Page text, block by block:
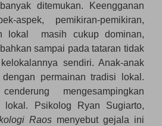
ditemukan. Keengganan
aspek, pemikiran-pemikiran,
lokal masih cukup dominan,
sampai pada tataran tidak
sendiri. Anak-anak
permainan tradisi lokal.
mengesampingkan
lokal. Psikolog Ryan Sugiarto,
Raos menyebut gejala ini